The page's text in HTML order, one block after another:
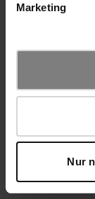
Marketing
Nur